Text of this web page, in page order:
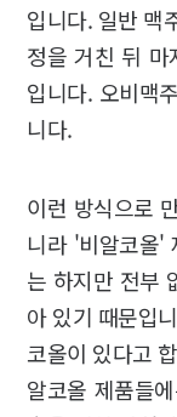
입니다. 일반 맥
정을 거친 뒤 마
입니다. 오비맥
니다.
이런 방식으로
니라 '비알코올'
는 하지만 전부
아 있기 때문입
코올이 있다고
알코올 제품들